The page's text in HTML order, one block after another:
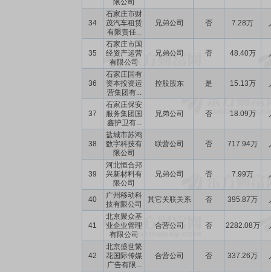
限公司
34
石家庄市财
茂汽车租赁
有限责任...
兄弟公司 否 7.28万
35
石家庄市国
经资产运营
有限公司
兄弟公司 否 48.40万
36
石家庄国有
资本投资运
营集团有...
控股股东 是 15.13万
37
石家庄保安
服务集团国
鑫护卫有...
兄弟公司 否 18.09万
38
盐城市苏鸿
数字科技有
限公司
联营公司 否 717.94万
39
河北恒合邦
兴新材料有
限公司
兄弟公司 否 7.99万
40
广州移动科
技有限公司
其它关联关系 否 395.87万
41
北京聚众基
业企业管理
有限公司
合营公司 否 2282.08万
42
北京盛世繁
花国际传媒
广告有限...
合营公司 否 337.26万